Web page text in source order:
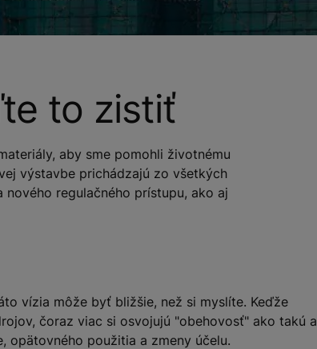
to zistiť
aby sme pomohli životnému
výstavbe prichádzajú zo všetkých
regulačného prístupu, ako aj
vízia môže byť bližšie, než si myslíte. Keďže
čoraz viac si osvojujú "obehovosť" ako takú a
opätovného použitia a zmeny účelu.